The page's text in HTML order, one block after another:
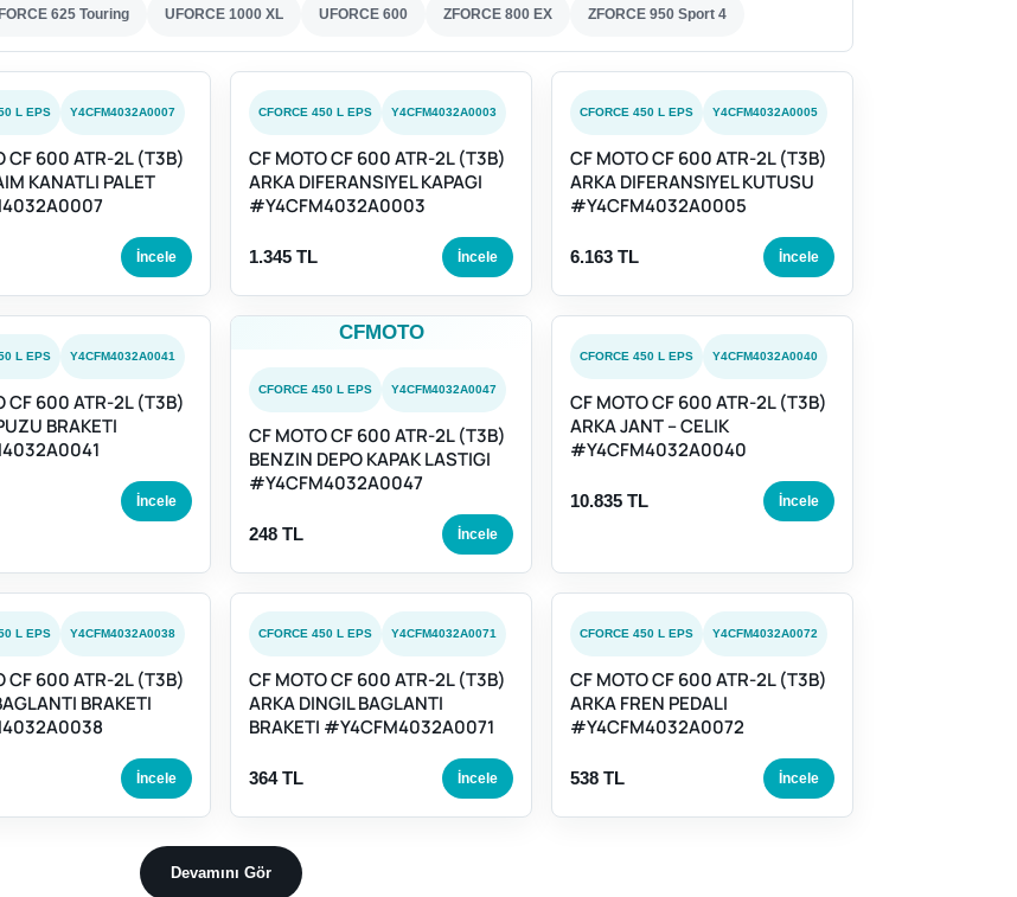
625 Touring UFORCE 1000 XL UFORCE 600 ZFORCE 800 EX ZFORCE 950 Sport 4
L EPS Y4CFM4032A0007
CF 600 ATR-2L (T3B)
KANATLI PALET
İncele
CFORCE 450 L EPS Y4CFM4032A0003
CF MOTO CF 600 ATR-2L (T3B)
ARKA DIFERANSIYEL KAPAGI
#Y4CFM4032A0003
1.345 TL İncele
CFORCE 450 L EPS Y4CFM4032A0005
CF MOTO CF 600 ATR-2L (T3B)
ARKA DIFERANSIYEL KUTUSU
#Y4CFM4032A0005
6.163 TL İncele
L EPS Y4CFM4032A0041
CF 600 ATR-2L (T3B)
BRAKETI
İncele
CFMOTO
CFORCE 450 L EPS Y4CFM4032A0047
CF MOTO CF 600 ATR-2L (T3B)
BENZIN DEPO KAPAK LASTIGI
#Y4CFM4032A0047
248 TL İncele
CFORCE 450 L EPS Y4CFM4032A0040
CF MOTO CF 600 ATR-2L (T3B)
ARKA JANT – CELIK
#Y4CFM4032A0040
10.835 TL İncele
L EPS Y4CFM4032A0038
CF 600 ATR-2L (T3B)
BRAKETI
İncele
CFORCE 450 L EPS Y4CFM4032A0071
CF MOTO CF 600 ATR-2L (T3B)
ARKA DINGIL BAGLANTI
BRAKETI #Y4CFM4032A0071
364 TL İncele
CFORCE 450 L EPS Y4CFM4032A0072
CF MOTO CF 600 ATR-2L (T3B)
ARKA FREN PEDALI
#Y4CFM4032A0072
538 TL İncele
Devamını Gör